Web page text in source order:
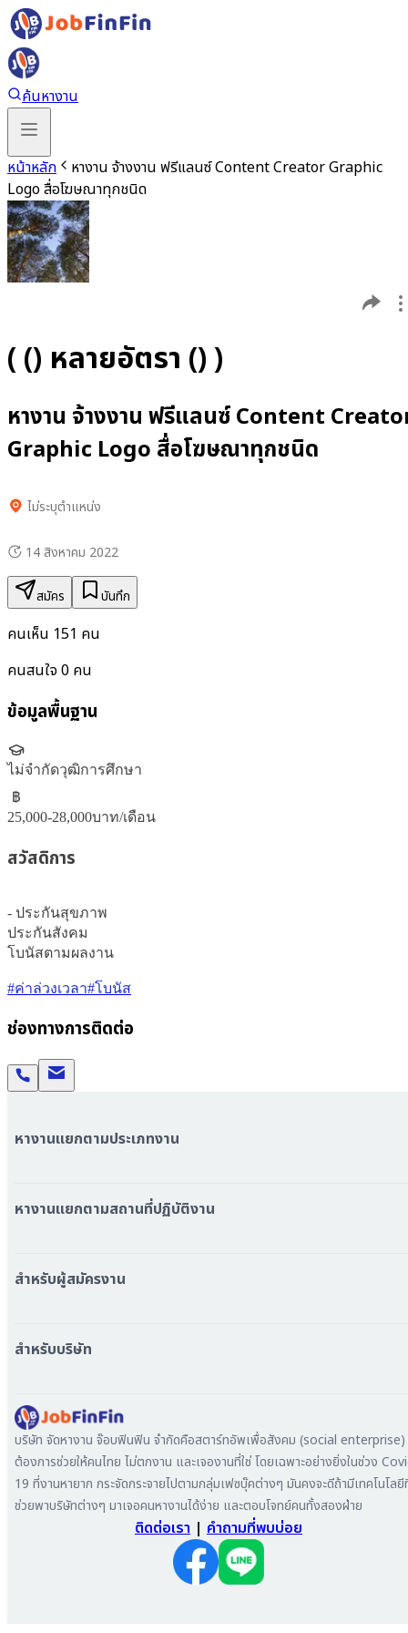
ค้นหางาน
หน้าหลัก
หางาน จ้างงาน ฟรีแลนซ์ Content Creator Graphic
Logo สื่อโฆษณาทุกชนิด
( () หลายอัตรา () )
หางาน จ้างงาน ฟรีแลนซ์ Content
Graphic Logo สื่อโฆษณาทุกชนิด
ไม่ระบุตำแหน่ง
14 สิงหาคม 2022
สมัคร บันทึก
คนเห็น 151 คน
คนสนใจ 0 คน
ข้อมูลพื้นฐาน
ไม่จำกัดวุฒิการศึกษา
฿
25,000-28,000บาท/เดือน
สวัสดิการ
- ประกันสุขภาพ
ประกันสังคม
โบนัสตามผลงาน
#ค่าล่วงเวลา#โบนัส
ช่องทางการติดต่อ
หางานแยกตามประเภทงาน
หมวดหมู่บริษัททั้งหมด
หางานแยกตามสถานที่ปฏิบัติงาน
หางาน กรุงเทพมหานคร
หางาน เชียงใหม่
หางาน สมุทรสาคร
หางาน ระยอง
หางาน สมุทรสาหางาน ภูเก็ต
หางาน พระนครศรีอยุธยา
สำหรับผู้สมัครงาน
เข้าสู่ระบบ
สำหรับบริษัท
ลงประกาศรับสมัครงาน
ค้นหาผู้สมัครงาน
ลงโฆษณา
บริษัท จัดหางาน จ๊อบฟินฟิน จำกัดคือสตาร์ทอัพเพื่อสังคม (social
ต้องการช่วยให้คนไทย ไม่ตกงาน และเจองานที่ใช่ โดยเฉพาะอย่างยิ่งในช่วง
19 ที่งานหายาก กระจัดกระจายไปตามกลุ่มเฟซบุ๊คต่างๆ มันคงจะดีถ้ามีเทคโนโล
ช่วยพาบริษัทต่างๆ มาเจอคนหางานได้ง่าย และตอบโจทย์คนทั้งสองฝ่าย
ติดต่อเรา | คำถามที่พบบ่อย